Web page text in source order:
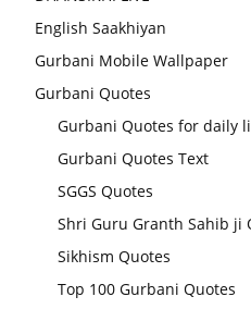
English Saakhiyan
Gurbani Mobile Wallpaper
Gurbani Quotes
Gurbani Quotes for daily
Gurbani Quotes Text
SGGS Quotes
Shri Guru Granth Sahib ji
Sikhism Quotes
Top 100 Gurbani Quotes